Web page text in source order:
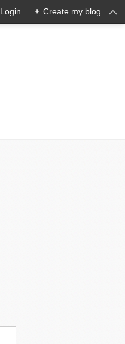
Login + Create my blog